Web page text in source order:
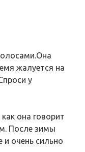
жалуется на
у
она говорит
После зимы
и очень сильно